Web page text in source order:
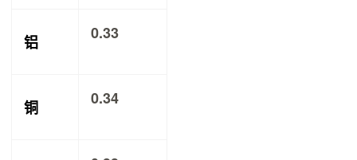
铝 0.33
铜 0.34